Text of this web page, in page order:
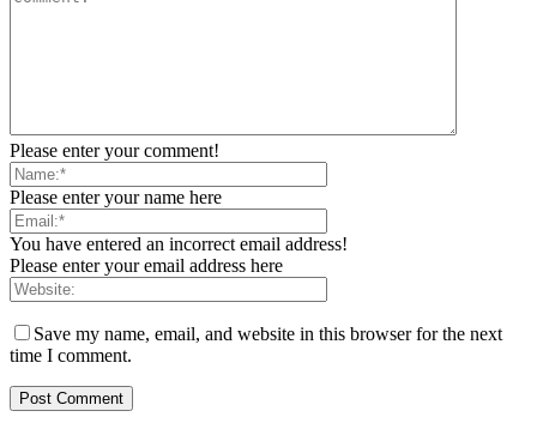
Please enter your comment!
Please enter your name here
You have entered an incorrect email address!
Please enter your email address here
Save my name, email, and website in this browser for the next
time I comment.